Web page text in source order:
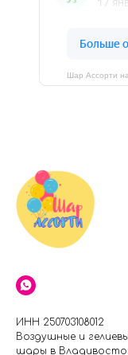
Шар Ассорти
ИНН 250703108012
Воздушные и
шары в